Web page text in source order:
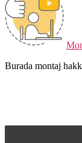
Burada montaj